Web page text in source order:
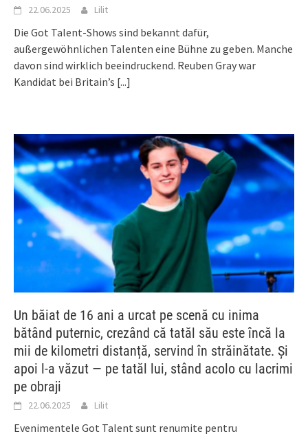
22.06.2025 Lilit
Die Got Talent-Shows sind bekannt dafür,
außergewöhnlichen Talenten eine Bühne zu geben. Manche
davon sind wirklich beeindruckend. Reuben Gray war
Kandidat bei Britain’s [...]
Un băiat de 16 ani a urcat pe scenă cu inima
bătând puternic, crezând că tatăl său este încă la
mii de kilometri distanță, servind în străinătate. Și
apoi l-a văzut — pe tatăl lui, stând acolo cu lacrimi
pe obraji
22.06.2025 Lilit
Evenimentele Got Talent sunt renumite pentru